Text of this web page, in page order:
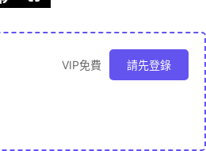
VIP免費 請先登錄